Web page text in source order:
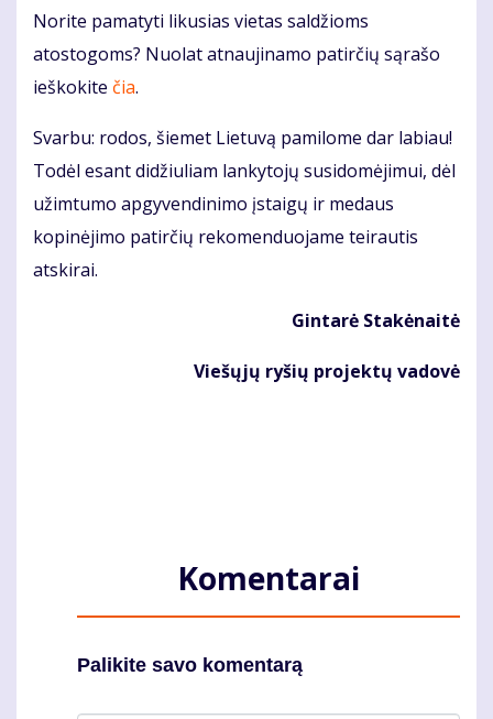
Norite pamatyti likusias vietas saldžioms
atostogoms? Nuolat atnaujinamo patirčių sąrašo
ieškokite čia.
Svarbu: rodos, šiemet Lietuvą pamilome dar labiau!
Todėl esant didžiuliam lankytojų susidomėjimui, dėl
užimtumo apgyvendinimo įstaigų ir medaus
kopinėjimo patirčių rekomenduojame teirautis
atskirai.
Gintarė Stakėnaitė
Viešųjų ryšių projektų vadovė
Komentarai
Palikite savo komentarą